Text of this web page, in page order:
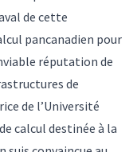
de cette
pancanadien pour
réputation de
de
de l’Université
calcul destinée à la